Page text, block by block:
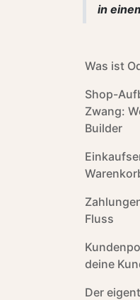
in
Was ist
Shop-
Zwang:
Builder
Fluss
deine
Der